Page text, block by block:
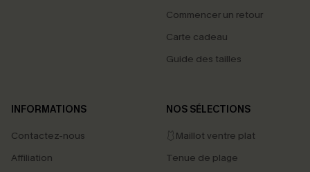
Commencer un retour
Carte cadeau
Guide des tailles
INFORMATIONS
Contactez-nous
Affiliation
NOS SÉLECTIONS
🩱Maillot ventre plat
Tenue de plage